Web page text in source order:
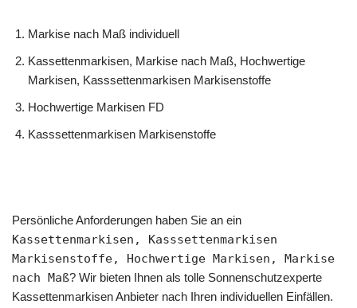
Markise nach Maß individuell
Kassettenmarkisen, Markise nach Maß, Hochwertige
Markisen, Kasssettenmarkisen Markisenstoffe
Hochwertige Markisen FD
Kasssettenmarkisen Markisenstoffe
Persönliche Anforderungen haben Sie an ein
Kassettenmarkisen, Kasssettenmarkisen
Markisenstoffe, Hochwertige Markisen, Markise
nach Maß? Wir bieten Ihnen als tolle Sonnenschutzexperte
Kassettenmarkisen Anbieter nach Ihren individuellen Einfällen.